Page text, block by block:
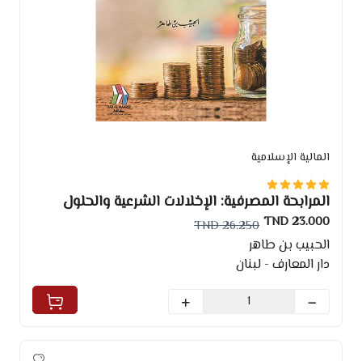
المالية الإسلامية
المرابحة المصرفية: الإخلالات الشرعية والحلول
التصحيحية
23.000 TND
26.250 TND
الحبيب بن طاهر
دار المعارف - لبنان